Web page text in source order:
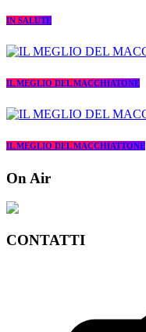
IN SALUTE
IL MEGLIO DEL MACCHIATONE
IL MEGLIO DEL MACCHIATTONE
On Air
CONTATTI